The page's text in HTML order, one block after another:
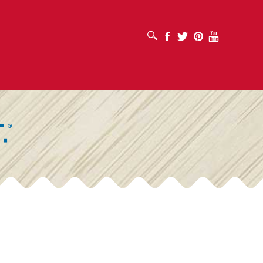
OUVRIR LA BOÎTE DE RECHERCHE
Facebook
Twitter PinterestYoutube